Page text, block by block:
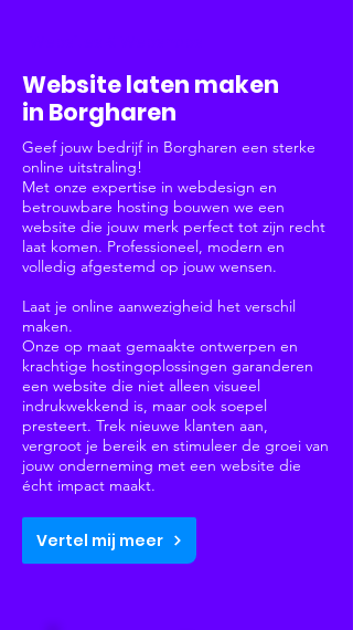
Website laten maken
in Borgharen
Geef jouw bedrijf in Borgharen een sterke
online uitstraling!
Met onze expertise in webdesign en
betrouwbare hosting bouwen we een
website die jouw merk perfect tot zijn recht
laat komen. Professioneel, modern en
volledig afgestemd op jouw wensen.
Laat je online aanwezigheid het verschil
maken.
Onze op maat gemaakte ontwerpen en
krachtige hostingoplossingen garanderen
een website die niet alleen visueel
indrukwekkend is, maar ook soepel
presteert. Trek nieuwe klanten aan,
vergroot je bereik en stimuleer de groei van
jouw onderneming met een website die
écht impact maakt.
Vertel mij meer